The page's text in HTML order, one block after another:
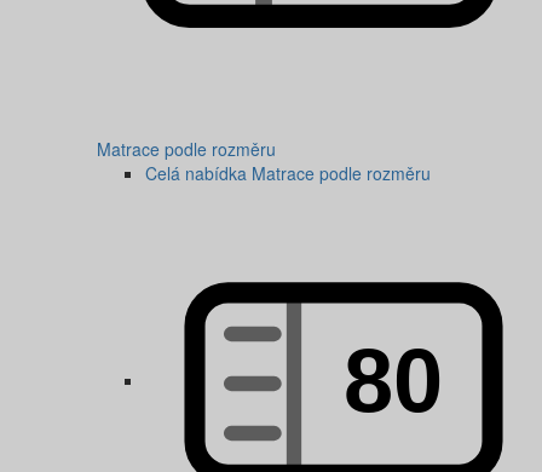
Matrace podle rozměru
Celá nabídka Matrace podle rozměru